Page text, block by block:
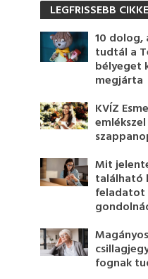
LEGFRISSEBB
10 dolog,
tudtál a
bélyeget
megjárta
KVÍZ
Mit
található
feladatot
fognak